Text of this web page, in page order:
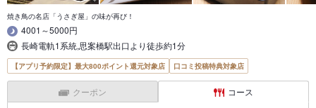
焼き鳥の名店「うさぎ屋」の味が再び！
4001～5000円
長崎電軌1系統,思案橋駅出口より徒歩約1分
【アプリ予約限定】最大800ポイント還元対象店 口コミ投稿特典対象店
クーポン コース